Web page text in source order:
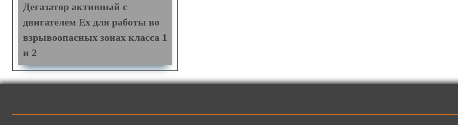
Дегазатор активный с
двигателем Ex для работы во
взрывоопасных зонах класса 1
и 2